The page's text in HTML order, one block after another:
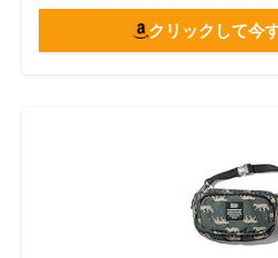
クリックして今